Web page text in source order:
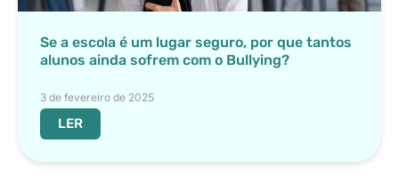
Se a escola é um lugar seguro, por que tantos
alunos ainda sofrem com o Bullying?
3 de fevereiro de 2025
LER